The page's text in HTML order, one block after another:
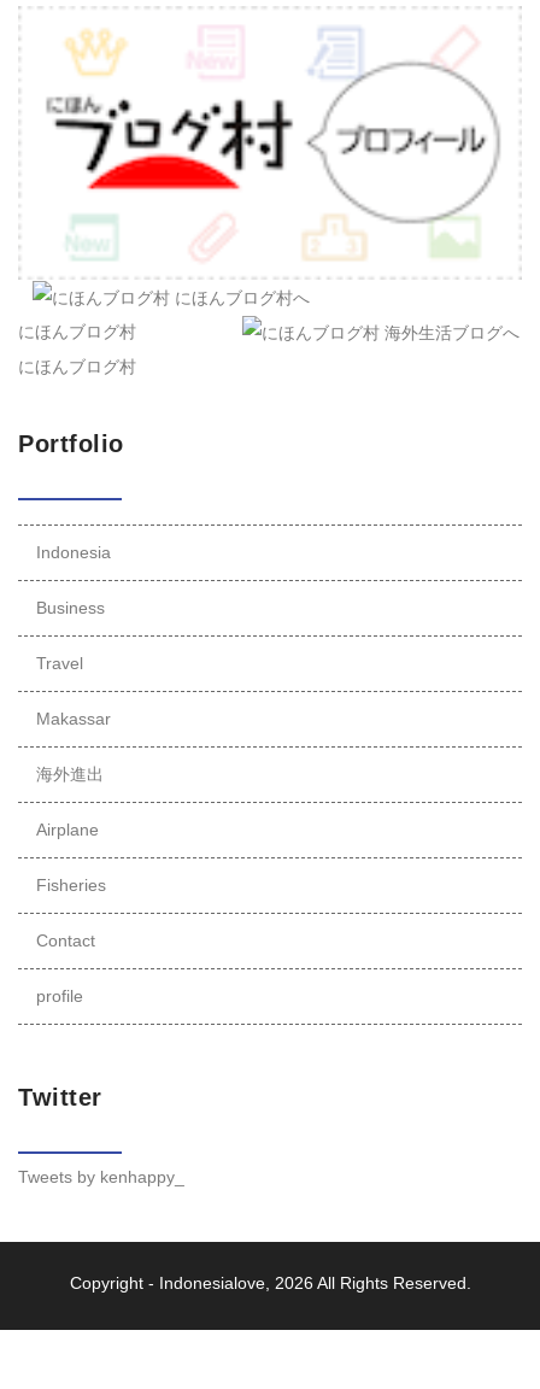
にほんブログ村
にほんブログ村
Portfolio
Indonesia
Business
Travel
Makassar
海外進出
Airplane
Fisheries
Contact
profile
Twitter
Tweets by kenhappy_
Copyright - Indonesialove, 2026 All Rights Reserved.